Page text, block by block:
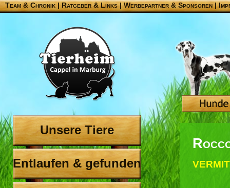
Team & Chronik |Ratgeber & Links|Werbepartner & Sponsoren|
Unsere Tiere
Entlaufen & gefunden